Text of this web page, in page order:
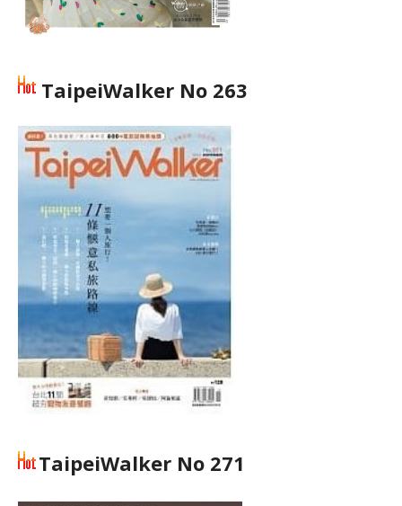
TaipeiWalker No 263
TaipeiWalker No 271